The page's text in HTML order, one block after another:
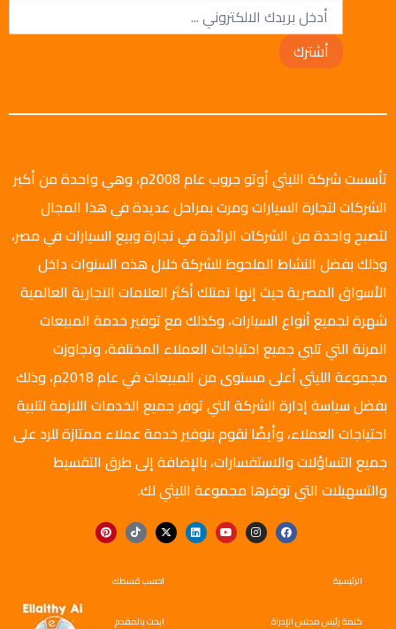
أشترك
تأسست شركة الليثي أوتو جروب عام 2008م، وهي واحدة من أكبر
الشركات لتجارة السيارات ومرت بمراحل عديدة في هذا المجال
لتصبح واحدة من الشركات الرائدة في تجارة وبيع السيارات في مصر،
وذلك بفضل النشاط الملحوظ للشركة خلال هذه السنوات داخل
الأسواق المصرية حيث إنها تمتلك أكثر العلامات التجارية العالمية
شهرة لجميع أنواع السيارات، وكذلك مع توفير خدمة المبيعات
المرنة التي تلبي جميع احتياجات العملاء المختلفة، وتجاوزت
مجموعة الليثي أعلى مستوى من المبيعات في عام 2018م، وذلك
بفضل سياسة إدارة الشركة التي توفر جميع الخدمات اللازمة لتلبية
احتياجات العملاء، وأيضًا نقوم بتوفير خدمة عملاء ممتازة للرد على
جميع التساؤلات والاستفسارات، بالإضافة إلى طرق التقسيط
والتسهيلات التي توفرها مجموعة الليثي لك.
الرئيسية
كلمة رئيس مجلس الإدراة
احسب قسطك
ابحث بالمقدم